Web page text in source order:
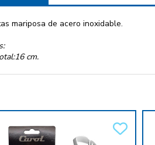
mariposa de acero inoxidable.
cm.